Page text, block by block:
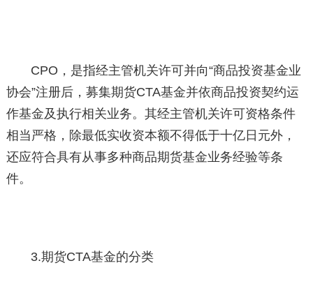
CPO，是指经主管机关许可并向“商品投资基金业
协会”注册后，募集期货CTA基金并依商品投资契约运
作基金及执行相关业务。其经主管机关许可资格条件
相当严格，除最低实收资本额不得低于十亿日元外，
还应符合具有从事多种商品期货基金业务经验等条
件。
3.期货CTA基金的分类